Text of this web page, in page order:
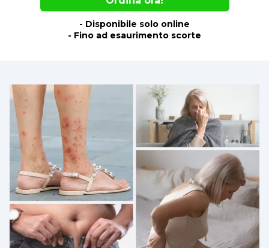
- Disponibile solo online
- Fino ad esaurimento scorte